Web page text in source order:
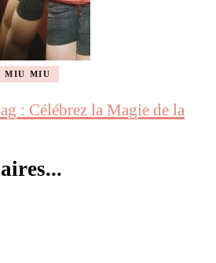
MIU MIU
: Célébrez la Magie de la